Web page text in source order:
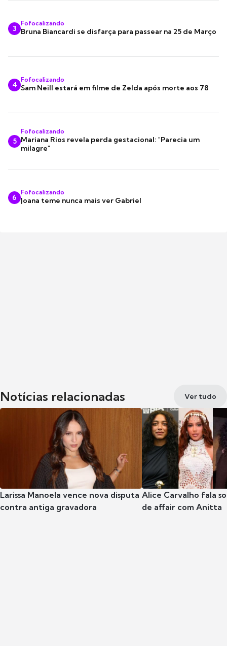
3
Fofocalizando
Bruna Biancardi se disfarça para passear na 25 de Março
4
Fofocalizando
Sam Neill estará em filme de Zelda após morte aos 78
5
Fofocalizando
Mariana Rios revela perda gestacional: "Parecia um
milagre"
6
Fofocalizando
Joana teme nunca mais ver Gabriel
Notícias relacionadas Ver tudo
Larissa Manoela vence nova disputa
contra antiga gravadora
Alice Carvalho fala
de affair com Anitta